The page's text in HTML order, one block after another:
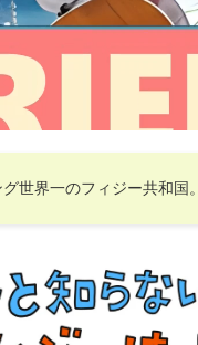
世界一のフィジー共和国。